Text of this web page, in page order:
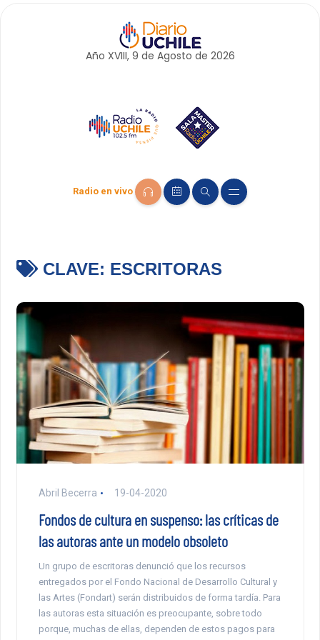
Año XVIII, 9 de Agosto de 2026
Radio en vivo
CLAVE: ESCRITORAS
Abril Becerra 19-04-2020
Fondos de cultura en suspenso: las críticas de
las autoras ante un modelo obsoleto
Un grupo de escritoras denunció que los recursos
entregados por el Fondo Nacional de Desarrollo Cultural y
las Artes (Fondart) serán distribuidos de forma tardía. Para
las autoras esta situación es preocupante, sobre todo
porque, muchas de ellas, dependen de estos pagos para